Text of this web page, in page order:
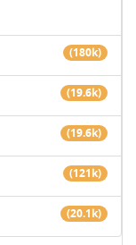
(180k)
(19.6k)
(19.6k)
(121k)
(20.1k)